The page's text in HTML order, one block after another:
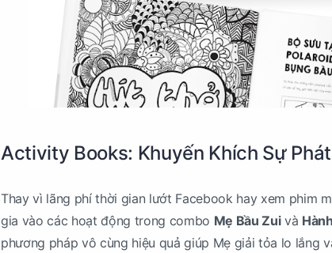
Activity Books: Khuyến Khích Sự
Thay vì lãng phí thời gian lướt Facebook hay xem phim
gia vào các hoạt động trong combo Mẹ Bầu Zuivà
phương pháp vô cùng hiệu quả giúp Mẹ giải tỏa lo lắng